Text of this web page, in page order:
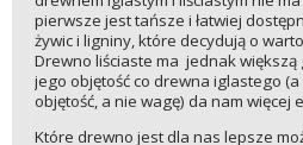
pierwsze jest tańsze i łatwiej
żywic i ligniny, które decydują o
Drewno liściaste ma jednak większą
jego objętość co drewna iglastego
objętość, a nie wagę) da nam więcej
Które drewno jest dla nas lepsze